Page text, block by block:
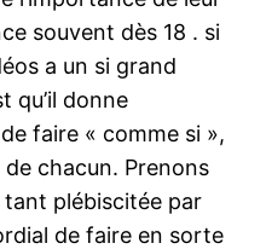
souvent dès 18 . si
a un si grand
qu’il donne
faire « comme si »,
de chacun. Prenons
tant plébiscitée par
de faire en sorte